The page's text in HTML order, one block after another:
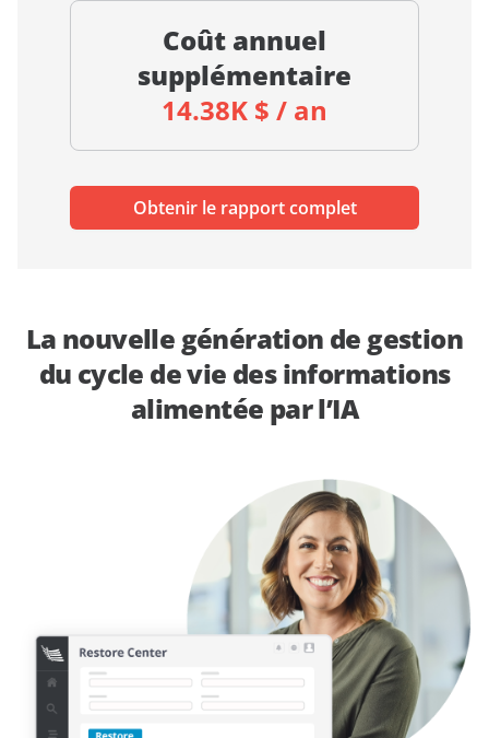
Coût annuel
supplémentaire
14.38K $ / an
Obtenir le rapport complet
La nouvelle génération de gestion
du cycle de vie des informations
alimentée par l’IA